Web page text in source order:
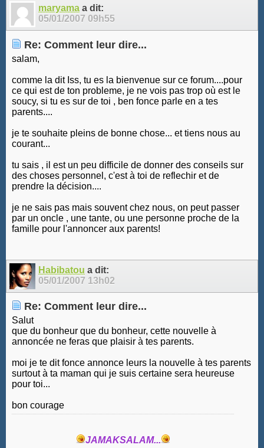
maryama a dit:
05/01/2007 09h55
Re: Comment leur dire...
salam,
comme la dit Iss, tu es la bienvenue sur ce forum....pour
ce qui est de ton probleme, je ne vois pas trop où est le
soucy, si tu es sur de toi , ben fonce parle en a tes
parents....
je te souhaite pleins de bonne chose... et tiens nous au
courant...
tu sais , il est un peu difficile de donner des conseils sur
des choses personnel, c'est à toi de reflechir et de
prendre la décision....
je ne sais pas mais souvent chez nous, on peut passer
par un oncle , une tante, ou une personne proche de la
famille pour l'annoncer aux parents!
Habibatou a dit:
05/01/2007 13h02
Re: Comment leur dire...
Salut
que du bonheur que du bonheur, cette nouvelle à
annoncée ne feras que plaisir à tes parents.
moi je te dit fonce annonce leurs la nouvelle à tes parents
surtout à ta maman qui je suis certaine sera heureuse
pour toi...
bon courage
JAMAKSALAM...